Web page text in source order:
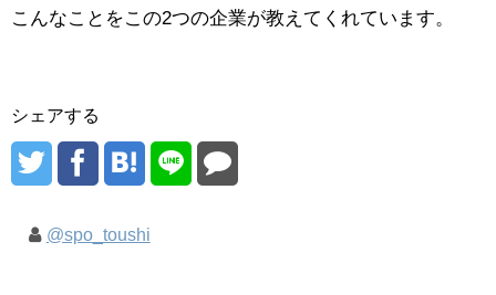
こんなことをこの2つの企業が教えてくれています。
シェアする
@spo_toushi